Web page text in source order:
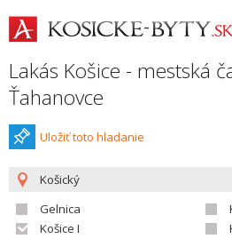
Lakás Košice - mestská
Ťahanovce
Uložiť toto hladanie
Košický
Gelnica
Košice I